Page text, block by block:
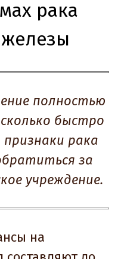
рака
полностью
быстро
рака
за
учреждение.
на